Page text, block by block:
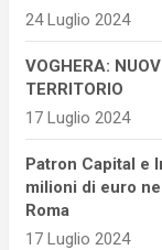
24 Luglio 2024
VOGHERA:
TERRITORIO
17 Luglio 2024
Patron Capital e
milioni di euro
Roma
17 Luglio 2024